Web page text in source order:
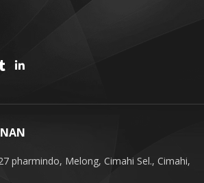
pharmindo, Melong, Cimahi Sel., Cimahi,